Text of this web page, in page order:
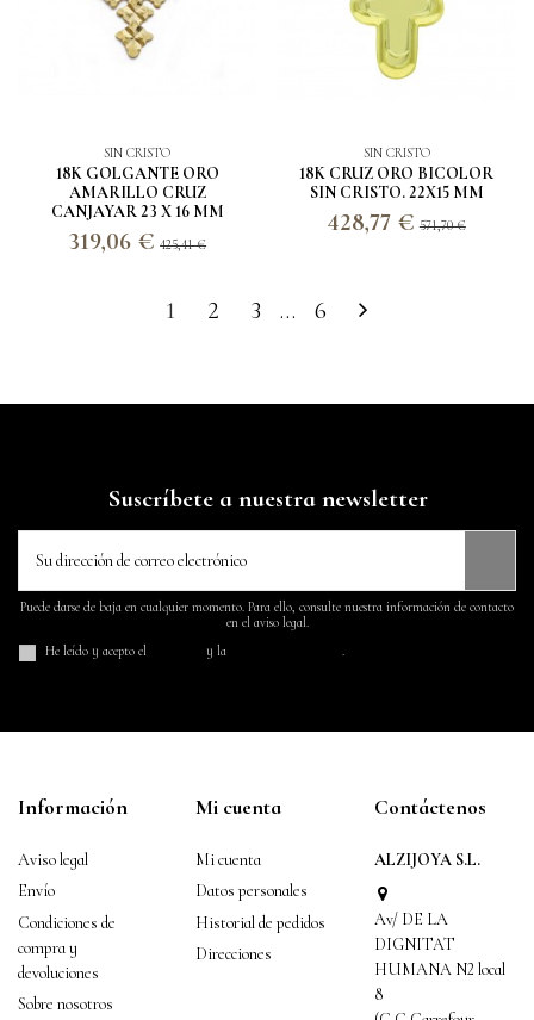
SIN CRISTO
18K GOLGANTE ORO
AMARILLO CRUZ
CANJAYAR 23 X 16 MM
319,06 €425,41 €
SIN CRISTO
18K CRUZ ORO BICOLOR
SIN CRISTO. 22X15 MM
428,77 €571,70 €
1 2 3 … 6
Suscríbete a nuestra newsletter
Puede darse de baja en cualquier momento. Para ello, consulte nuestra información de contacto
en el aviso legal.
He leído y acepto el
y la .
Información
Aviso legal
Envío
Condiciones de
compra y
devoluciones
Sobre nosotros
Mi cuenta
Mi cuenta
Datos personales
Historial de pedidos
Direcciones
Contáctenos
ALZIJOYA S.L.
Av/ DE LA
DIGNITAT
HUMANA N2 local
8